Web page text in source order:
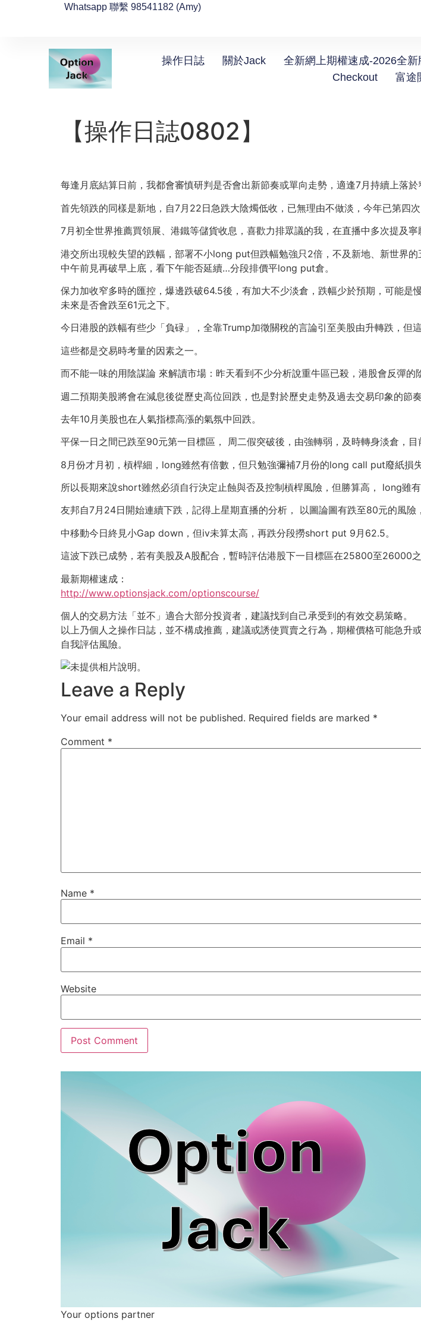
Whatsapp 聯繫 98541182 (Amy)
操作日誌 關於Jack 全新網上期權速成-2026全新
Checkout
富途
【操作日誌0802】
每逢月底結算日前，我都會審慎研判是否會出新節奏或單向走勢，適逢7月持續上落於
首先領跌的同樣是新地，自7月22日急跌大陰燭低收，已無理由不做淡，今年已第四次
7月初全世界推薦買領展、港鐵等儲貨收息，喜歡力排眾議的我，在直播中多次提及寧
港交所出現較失望的跌幅，部署不小long put但跌幅勉強只2倍，不及新地、新世界的
中午前見再破早上底，看下午能否延續…分段排價平long put倉。
保力加收窄多時的匯控，爆邊跌破64.5後，有加大不少淡倉，跌幅少於預期，可能
未來是否會跌至61元之下。
今日港股的跌幅有些少「負碌」，全靠Trump加徵關稅的言論引至美股由升轉跌，
這些都是交易時考量的因素之一。
而不能一味的用陰謀論 來解讀市場：昨天看到不少分析說重牛區已殺，港股會反彈的
週二預期美股將會在減息後從歷史高位回跌，也是對於歷史走勢及過去交易印象的節奏
去年10月美股也在人氣指標高漲的氣氛中回跌。
平保一日之間已跌至90元第一目標區， 周二假突破後，由強轉弱，及時轉身淡倉，
8月份才月初，槓桿細，long雖然有倍數，但只勉強彌補7月份的long call put廢紙損失
所以長期來說short雖然必須自行決定止蝕與否及控制槓桿風險，但勝算高， long雖
友邦自7月24日開始連續下跌，記得上星期直播的分析， 以圖論圖有跌至80元的風險
中移動今日終見小Gap down，但iv未算太高，再跌分段撈short put 9月62.5。
這波下跌已成勢，若有美股及A股配合，暫時評估港股下一目標區在25800至26000之
最新期權速成：
http://www.optionsjack.com/optionscourse/
個人的交易方法「並不」適合大部分投資者，建議找到自己承受到的有效交易策略。
以上乃個人之操作日誌，並不構成推薦，建議或誘使買賣之行為，期權價格可能急
自我評估風險。
Leave a Reply
Your email address will not be published. Required fields are marked *
Comment *
Name *
Email *
Website
Your options partner